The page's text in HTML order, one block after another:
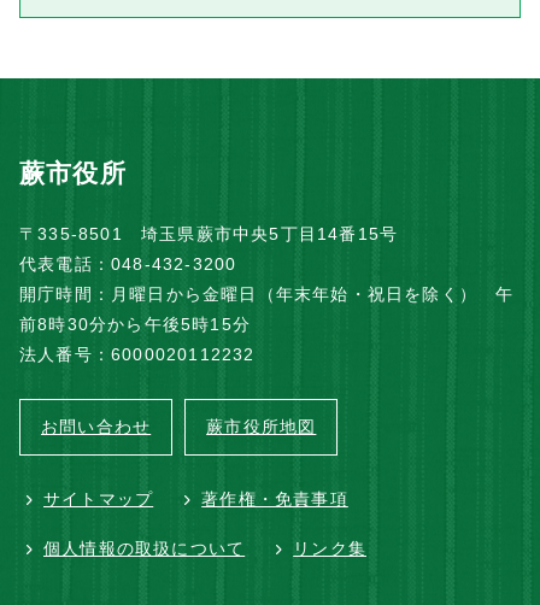
蕨市役所
〒335-8501 埼玉県蕨市中央5丁目14番15号
代表電話：048-432-3200
開庁時間：月曜日から金曜日（年末年始・祝日を除く） 午
前8時30分から午後5時15分
法人番号：6000020112232
お問い合わせ 蕨市役所地図
サイトマップ 著作権・免責事項
個人情報の取扱について リンク集